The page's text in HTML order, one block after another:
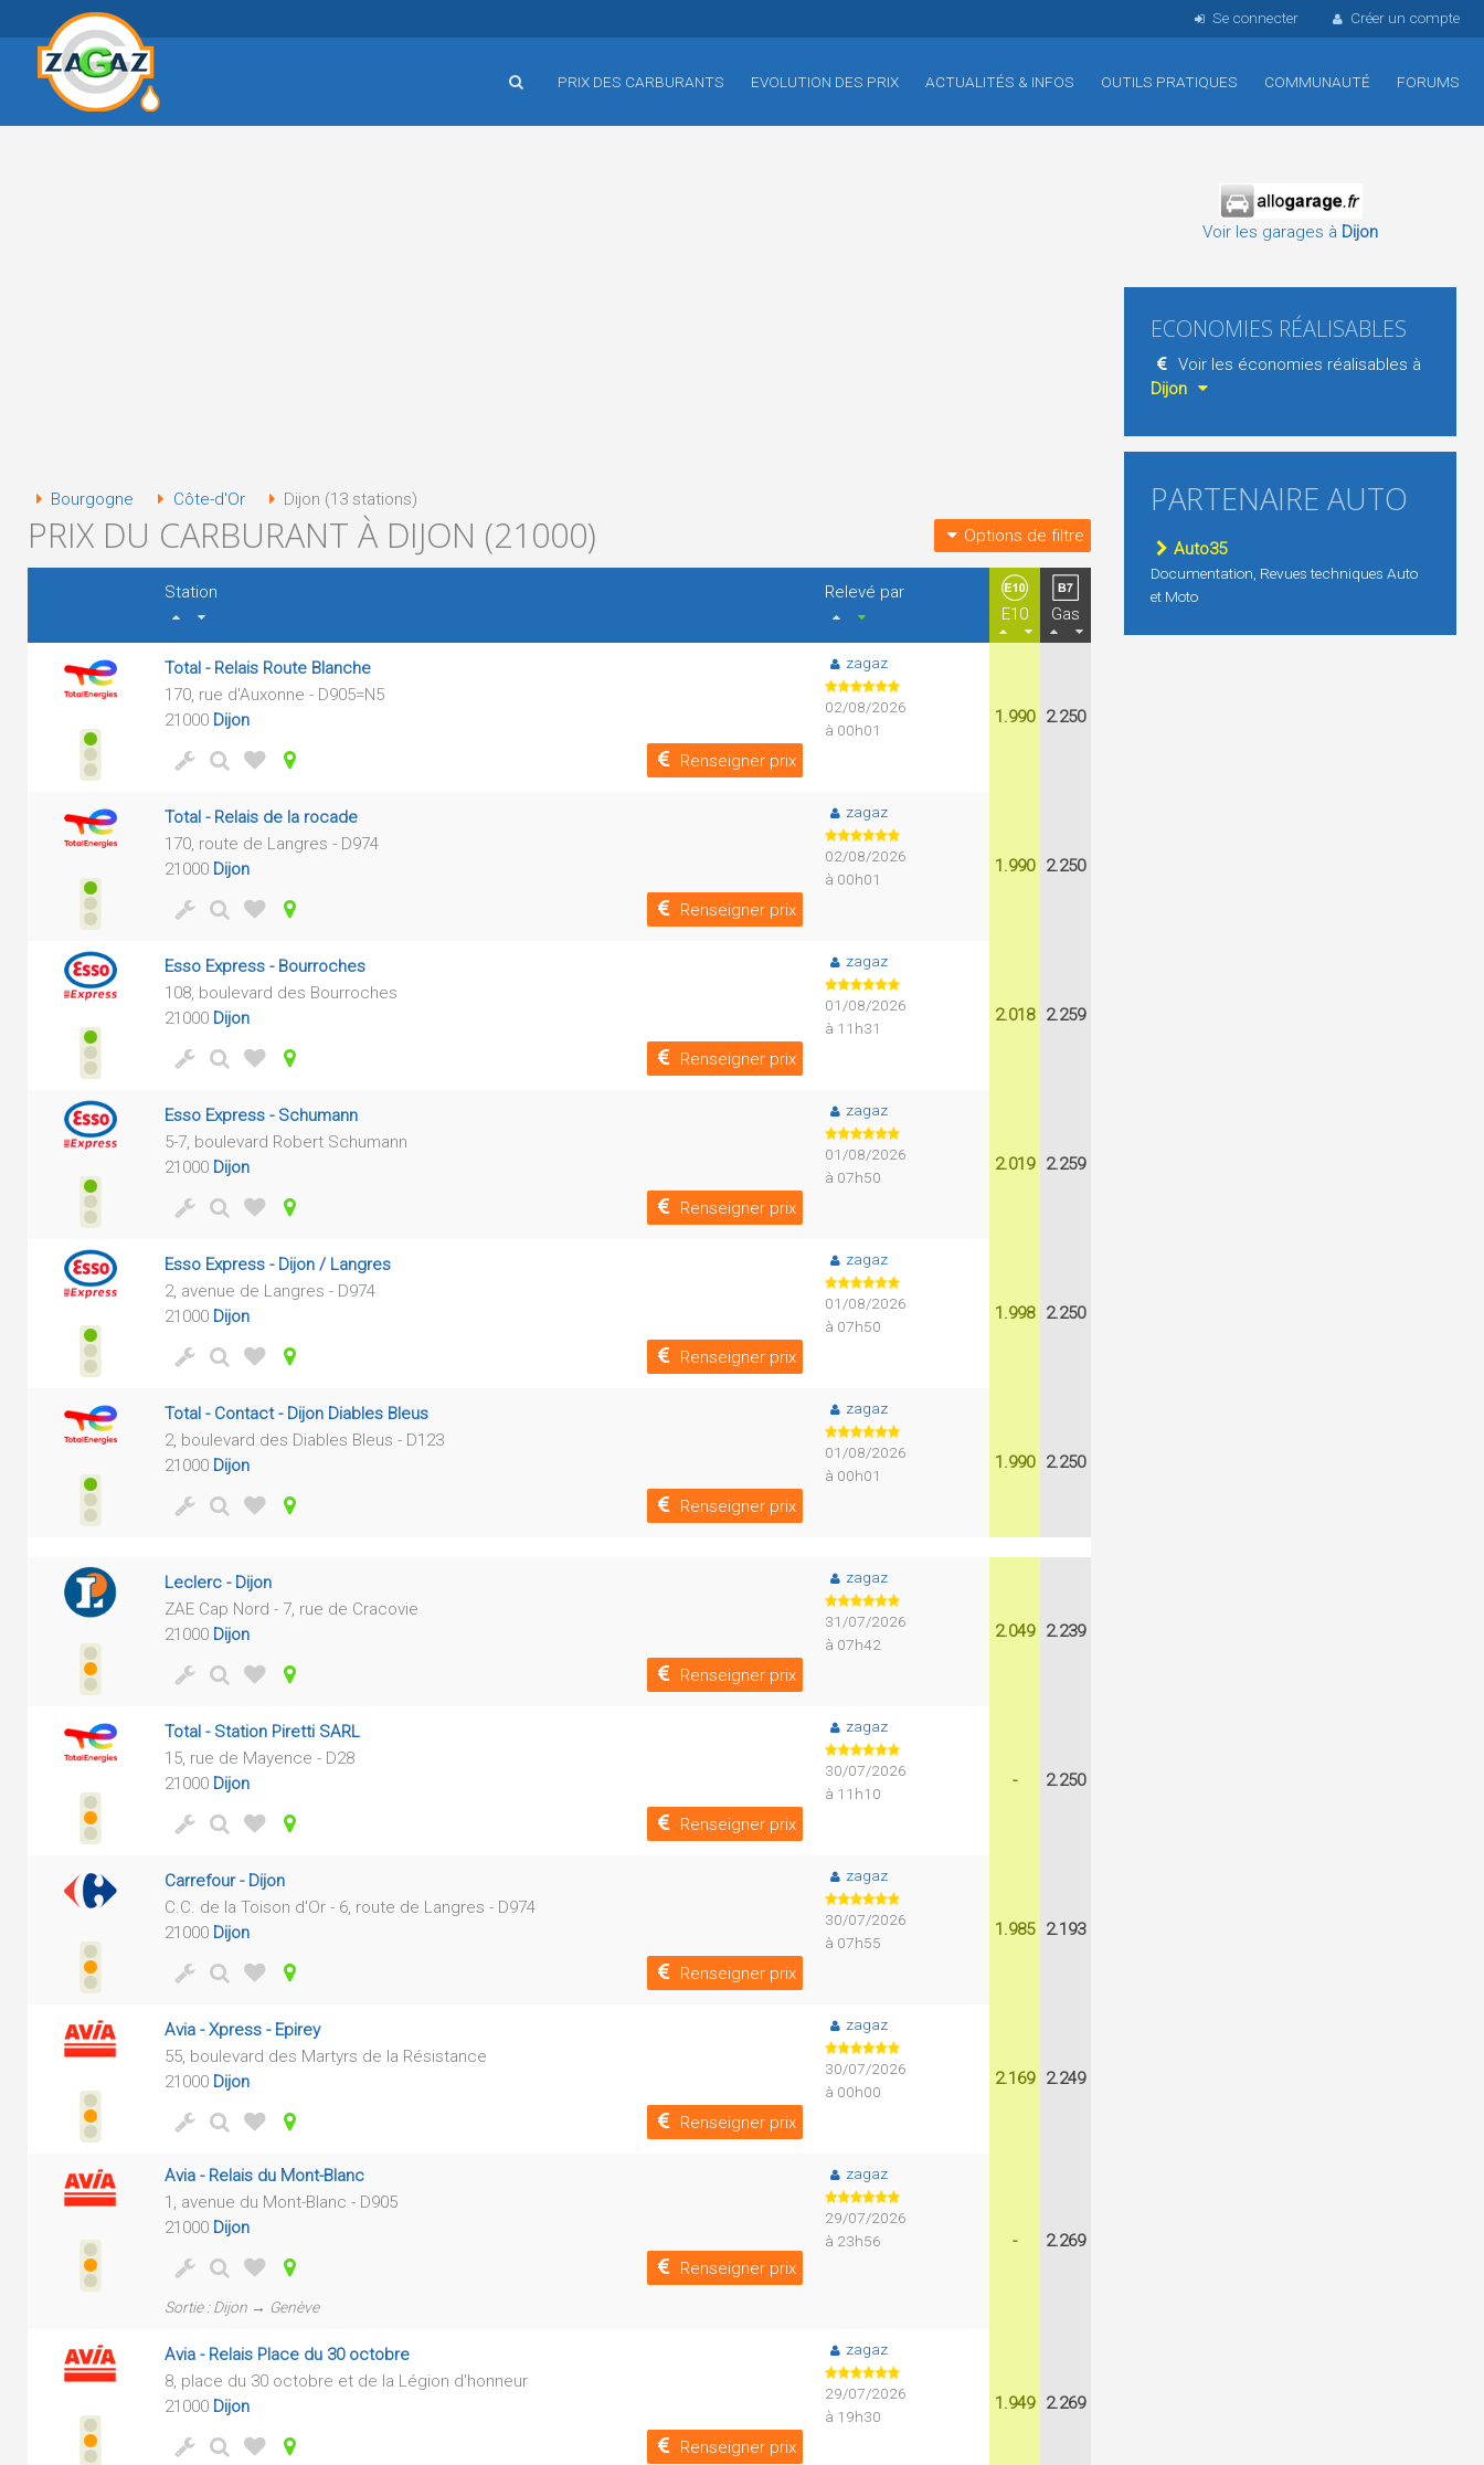
Se connecter Créer un compte
PRIX DES CARBURANTS EVOLUTION DES PRIX ACTUALITÉS & INFOS OUTILS PRATIQUES COMMUNAUTÉ FORUMS
Bourgogne Côte-d'Or Dijon (13 stations)
PRIX DU CARBURANT À DIJON (21000) Options de filtre
Station
Relevé par
E10
Gas
Total - Relais Route Blanche
170, rue d'Auxonne - D905=N5
21000 Dijon
Renseigner prix
zagaz
02/08/2026
à 00h01
1.990 2.250
Total - Relais de la rocade
170, route de Langres - D974
21000 Dijon
Renseigner prix
zagaz
02/08/2026
à 00h01
1.990 2.250
Esso Express - Bourroches
108, boulevard des Bourroches
21000 Dijon
Renseigner prix
zagaz
01/08/2026
à 11h31
2.018 2.259
Esso Express - Schumann
5-7, boulevard Robert Schumann
21000 Dijon
Renseigner prix
zagaz
01/08/2026
à 07h50
2.019 2.259
Esso Express - Dijon / Langres
2, avenue de Langres - D974
21000 Dijon
Renseigner prix
zagaz
01/08/2026
à 07h50
1.998 2.250
Total - Contact - Dijon Diables Bleus
2, boulevard des Diables Bleus - D123
21000 Dijon
Renseigner prix
zagaz
01/08/2026
à 00h01
1.990 2.250
Leclerc - Dijon
ZAE Cap Nord - 7, rue de Cracovie
21000 Dijon
Renseigner prix
zagaz
31/07/2026
à 07h42
2.049 2.239
Total - Station Piretti SARL
15, rue de Mayence - D28
21000 Dijon
Renseigner prix
zagaz
30/07/2026
à 11h10
- 2.250
Carrefour - Dijon
C.C. de la Toison d'Or - 6, route de Langres - D974
21000 Dijon
Renseigner prix
zagaz
30/07/2026
à 07h55
1.985 2.193
Avia - Xpress - Epirey
55, boulevard des Martyrs de la Résistance
21000 Dijon
Renseigner prix
zagaz
30/07/2026
à 00h00
2.169 2.249
Avia - Relais du Mont-Blanc
1, avenue du Mont-Blanc - D905
21000 Dijon
Renseigner prix
Sortie : Dijon → Genève
zagaz
29/07/2026
à 23h56
- 2.269
Avia - Relais Place du 30 octobre
8, place du 30 octobre et de la Légion d'honneur
21000 Dijon
Renseigner prix
zagaz
29/07/2026
à 19h30
1.949 2.269
Voir les garages à Dijon
ECONOMIES RÉALISABLES
Voir les économies réalisables à
Dijon
PARTENAIRE AUTO
Auto35
Documentation, Revues techniques Auto
et Moto